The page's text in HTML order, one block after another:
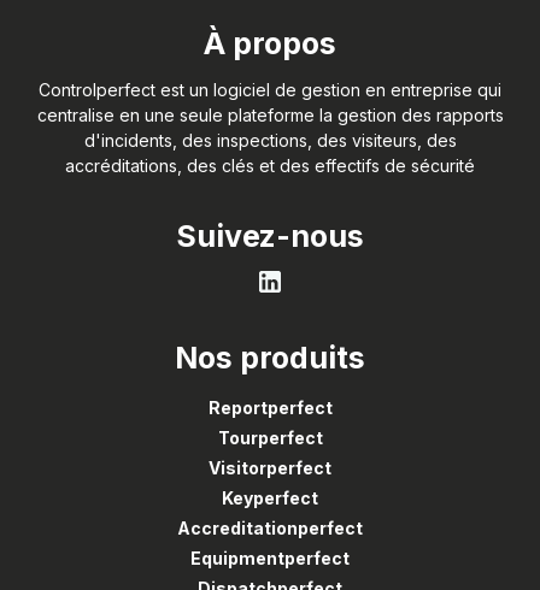
À propos
Controlperfect est un logiciel de gestion en entreprise qui
centralise en une seule plateforme la gestion des rapports
d'incidents, des inspections, des visiteurs, des
accréditations, des clés et des effectifs de sécurité
Suivez-nous
Nos produits
Reportperfect
Tourperfect
Visitorperfect
Keyperfect
Accreditationperfect
Equipmentperfect